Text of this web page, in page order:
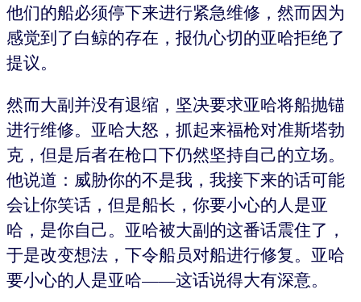
他们的船必须停下来进行紧急维修，然而因为
感觉到了白鲸的存在，报仇心切的亚哈拒绝了
提议。
然而大副并没有退缩，坚决要求亚哈将船抛锚
进行维修。亚哈大怒，抓起来福枪对准斯塔勃
克，但是后者在枪口下仍然坚持自己的立场。
他说道：威胁你的不是我，我接下来的话可能
会让你笑话，但是船长，你要小心的人是亚
哈，是你自己。亚哈被大副的这番话震住了，
于是改变想法，下令船员对船进行修复。亚哈
要小心的人是亚哈——这话说得大有深意。